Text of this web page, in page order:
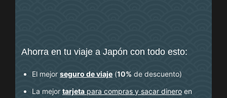
Ahorra en tu viaje a Japón con todo esto:
El mejor seguro de viaje (10% de descuento)
La mejor tarjeta para compras y sacar dinero en